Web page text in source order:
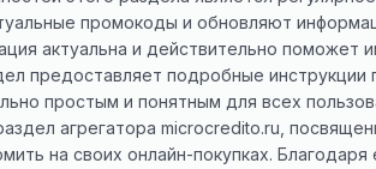
промокоды и обновляют
актуальна и действительно поможет
предоставляет подробные
простым и понятным для всех
агрегатора microcredito.ru,
на своих онлайн-покупках.